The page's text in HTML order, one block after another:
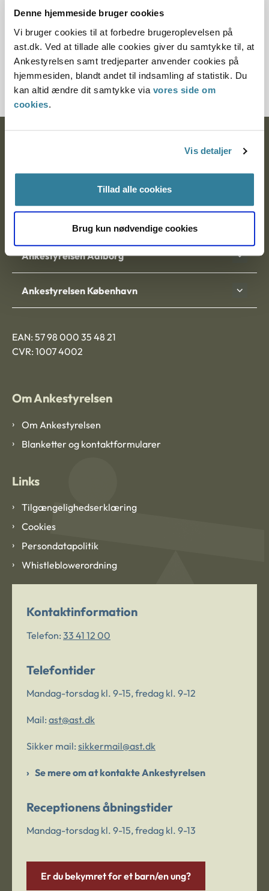
Denne hjemmeside bruger cookies
Vi bruger cookies til at forbedre brugeroplevelsen på
ast.dk. Ved at tillade alle cookies giver du samtykke til, at
Ankestyrelsen samt tredjeparter anvender cookies på
hjemmesiden, blandt andet til indsamling af statistik. Du
kan altid ændre dit samtykke via vores side om
cookies.
Vis detaljer
Tillad alle cookies
Brug kun nødvendige cookies
§ 39
Journalnummer
21288-92
9000 Aalborg
Ankestyrelsen Aalborg
Ankestyrelsen København
EAN: 57 98 000 35 48 21
CVR: 1007 4002
Om Ankestyrelsen
Om Ankestyrelsen
Blanketter og kontaktformularer
Links
Tilgængelighedserklæring
Cookies
Persondatapolitik
Whistleblowerordning
Kontaktinformation
Telefon: 33 41 12 00
Telefontider
Mandag-torsdag kl. 9-15, fredag kl. 9-12
Mail: ast@ast.dk
Sikker mail: sikkermail@ast.dk
Se mere om at kontakte Ankestyrelsen
Receptionens åbningstider
Mandag-torsdag kl. 9-15, fredag kl. 9-13
Er du bekymret for et barn/en ung?